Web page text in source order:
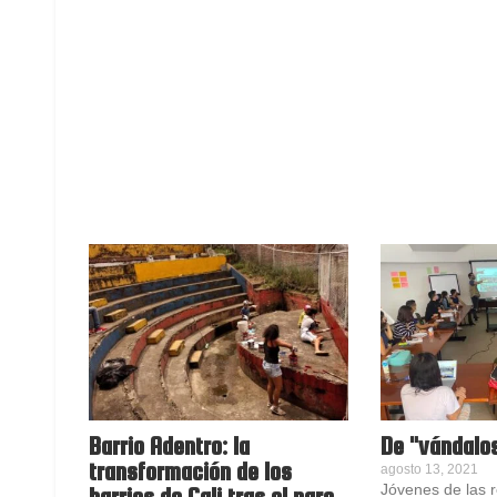
Barrio Adentro: la
transformación de los
De
agosto 13, 2021
Jóvenes de las